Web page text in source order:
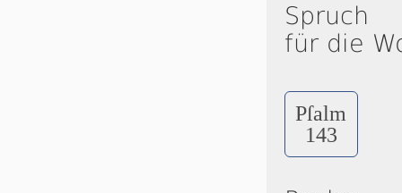
Spruch
für die
Pſalm
143